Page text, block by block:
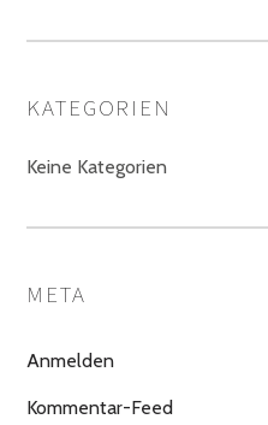
KATEGORIEN
Keine Kategorien
META
Anmelden
Kommentar-Feed